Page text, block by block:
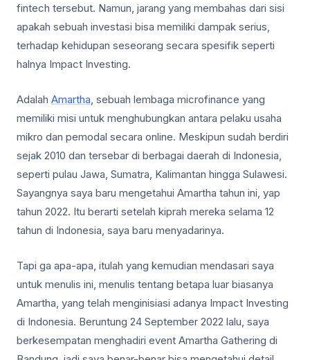
fintech tersebut. Namun, jarang yang membahas dari sisi
apakah sebuah investasi bisa memiliki dampak serius,
terhadap kehidupan seseorang secara spesifik seperti
halnya Impact Investing.
Adalah Amartha, sebuah lembaga microfinance yang
memiliki misi untuk menghubungkan antara pelaku usaha
mikro dan pemodal secara online. Meskipun sudah berdiri
sejak 2010 dan tersebar di berbagai daerah di Indonesia,
seperti pulau Jawa, Sumatra, Kalimantan hingga Sulawesi.
Sayangnya saya baru mengetahui Amartha tahun ini, yap
tahun 2022. Itu berarti setelah kiprah mereka selama 12
tahun di Indonesia, saya baru menyadarinya.
Tapi ga apa-apa, itulah yang kemudian mendasari saya
untuk menulis ini, menulis tentang betapa luar biasanya
Amartha, yang telah menginisiasi adanya Impact Investing
di Indonesia. Beruntung 24 September 2022 lalu, saya
berkesempatan menghadiri event Amartha Gathering di